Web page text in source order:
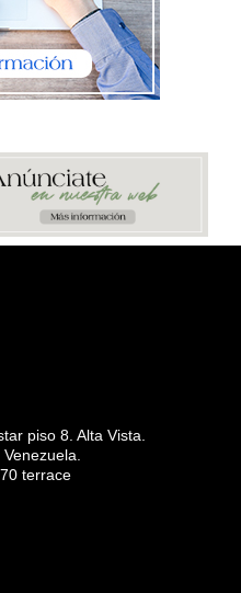
piso 8. Alta Vista.
terrace